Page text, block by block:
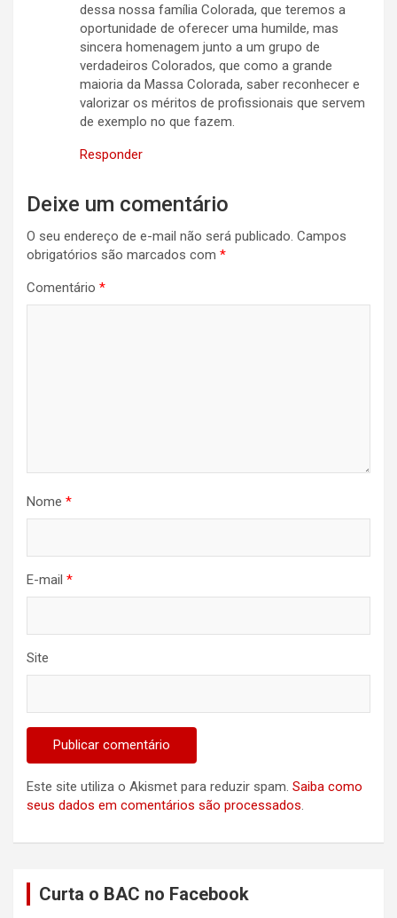
dessa nossa família Colorada, que teremos a
oportunidade de oferecer uma humilde, mas
sincera homenagem junto a um grupo de
verdadeiros Colorados, que como a grande
maioria da Massa Colorada, saber reconhecer e
valorizar os méritos de profissionais que servem
de exemplo no que fazem.
Responder
Deixe um comentário
O seu endereço de e-mail não será publicado. Campos
obrigatórios são marcados com *
Comentário *
Nome *
E-mail *
Site
Este site utiliza o Akismet para reduzir spam. Saiba como
seus dados em comentários são processados.
Curta o BAC no Facebook